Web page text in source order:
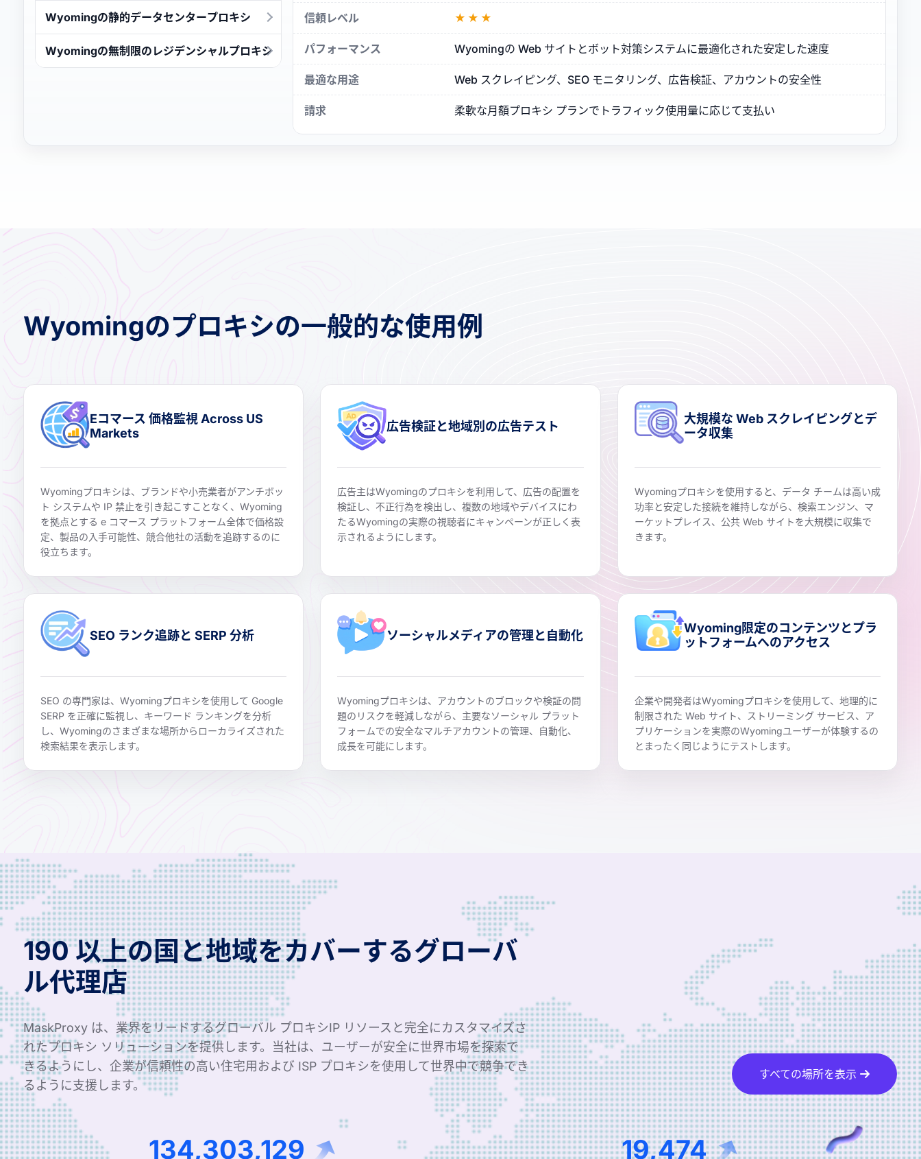
Wyomingの静的データセンタープロキシ
Wyomingの無制限のレジデンシャルプロキシ
信頼レベル ★★★
パフォーマンス Wyomingの Web サイトとボット対策システムに最適化された安定した速度
最適な用途 Web スクレイピング、SEO モニタリング、広告検証、アカウントの安全性
請求 柔軟な月額プロキシ プランでトラフィック使用量に応じて支払い
Wyomingのプロキシの一般的な使用例
Eコマース 価格監視 Across US
Markets
Wyomingプロキシは、ブランドや小売業者がアンチボッ
ト システムや IP 禁止を引き起こすことなく、Wyoming
を拠点とする e コマース プラットフォーム全体で価格設
定、製品の入手可能性、競合他社の活動を追跡するのに
役立ちます。
広告検証と地域別の広告テスト
広告主はWyomingのプロキシを利用して、広告の配置を
検証し、不正行為を検出し、複数の地域やデバイスにわ
たるWyomingの実際の視聴者にキャンペーンが正しく表
示されるようにします。
大規模な Web スクレイピングとデ
ータ収集
Wyomingプロキシを使用すると、データ チームは高い成
功率と安定した接続を維持しながら、検索エンジン、マ
ーケットプレイス、公共 Web サイトを大規模に収集で
きます。
SEO ランク追跡と SERP 分析
SEO の専門家は、Wyomingプロキシを使用して Google
SERP を正確に監視し、キーワード ランキングを分析
し、Wyomingのさまざまな場所からローカライズされた
検索結果を表示します。
ソーシャルメディアの管理と自動化
Wyomingプロキシは、アカウントのブロックや検証の問
題のリスクを軽減しながら、主要なソーシャル プラット
フォームでの安全なマルチアカウントの管理、自動化、
成長を可能にします。
Wyoming限定のコンテンツとプラ
ットフォームへのアクセス
企業や開発者はWyomingプロキシを使用して、地理的に
制限された Web サイト、ストリーミング サービス、ア
プリケーションを実際のWyomingユーザーが体験するの
とまったく同じようにテストします。
190 以上の国と地域をカバーするグローバ
ル代理店
MaskProxy は、業界をリードするグローバル プロキシIP リソースと完全にカスタマイズさ
れたプロキシ ソリューションを提供します。当社は、ユーザーが安全に世界市場を探索で
きるようにし、企業が信頼性の高い住宅用および ISP プロキシを使用して世界中で競争でき
るように支援します。
すべての場所を表示
265,271,419 38,465